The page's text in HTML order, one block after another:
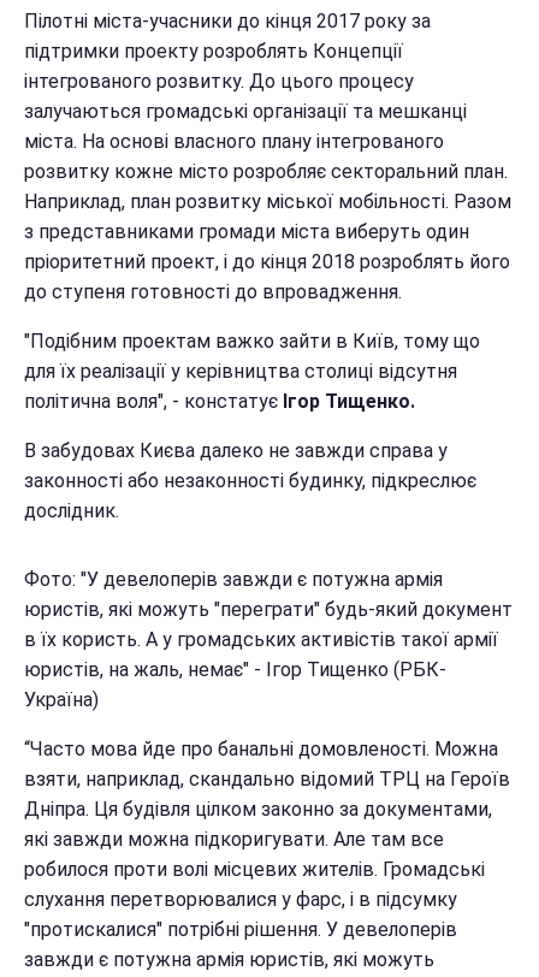
Пілотні міста-учасники до кінця 2017 року за
підтримки проекту розроблять Концепції
інтегрованого розвитку. До цього процесу
залучаються громадські організації та мешканці
міста. На основі власного плану інтегрованого
розвитку кожне місто розробляє секторальний план.
Наприклад, план розвитку міської мобільності. Разом
з представниками громади міста виберуть один
пріоритетний проект, і до кінця 2018 розроблять його
до ступеня готовності до впровадження.
"Подібним проектам важко зайти в Київ, тому що
для їх реалізації у керівництва столиці відсутня
політична воля", - констатує Ігор Тищенко.
В забудовах Києва далеко не завжди справа у
законності або незаконності будинку, підкреслює
дослідник.
Фото: "У девелоперів завжди є потужна армія
юристів, які можуть "переграти" будь-який документ
в їх користь. А у громадських активістів такої армії
юристів, на жаль, немає" - Ігор Тищенко (РБК-
Україна)
“Часто мова йде про банальні домовленості. Можна
взяти, наприклад, скандально відомий ТРЦ на Героїв
Дніпра. Ця будівля цілком законно за документами,
які завжди можна підкоригувати. Але там все
робилося проти волі місцевих жителів. Громадські
слухання перетворювалися у фарс, і в підсумку
"протискалися" потрібні рішення. У девелоперів
завжди є потужна армія юристів, які можуть